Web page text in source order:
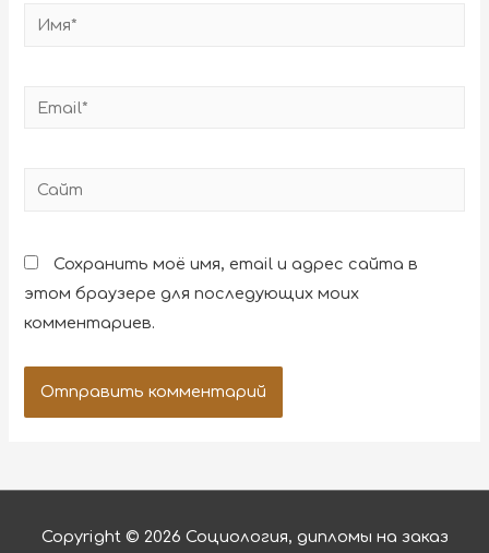
Сохранить моё имя, email и адрес сайта в
этом браузере для последующих моих
комментариев.
Copyright © 2026 Социология, дипломы на заказ